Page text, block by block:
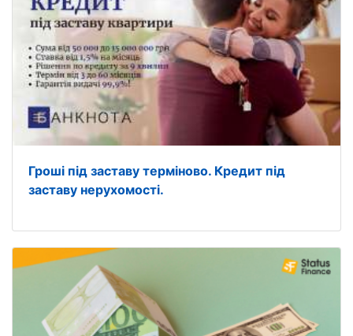
Гроші під заставу терміново. Кредит під
заставу нерухомості.